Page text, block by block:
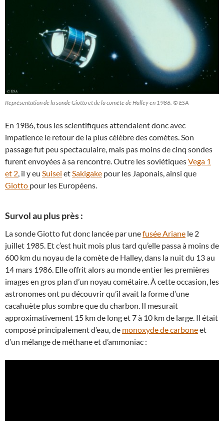
Représentation de la sonde Giotto et de la comète de Halley en 1986. © ESA
En 1986, tous les scientifiques attendaient donc avec
impatience le retour de la plus célèbre des comètes. Son
passage fut peu spectaculaire, mais pas moins de cinq sondes
furent envoyées à sa rencontre. Outre les soviétiquesVega 1
et 2, il y eu Suisei etSakigake pour les Japonais, ainsi que
Giotto pour les Européens.
Survol au plus près :
La sonde Giotto fut donc lancée par unefusée Ariane le 2
juillet 1985. Et c’est huit mois plus tard qu’elle passa à moins de
600 km du noyau de la comète de Halley, dans la nuit du 13 au
14 mars 1986. Elle offrit alors au monde entier les premières
images en gros plan d’un noyau cométaire. À cette occasion, les
astronomes ont pu découvrir qu’il avait la forme d’une
cacahuète plus sombre que du charbon. Il mesurait
approximativement 15 km de long et 7 à 10 km de large. Il était
composé principalement d’eau, de monoxyde de carboneet
d’un mélange de méthane et d’ammoniac :